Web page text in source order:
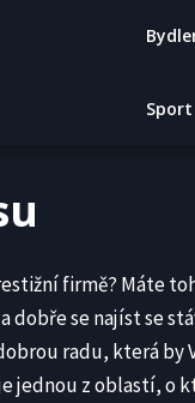
Sport
firmě? Máte
dobře se najíst se
radu, která
jednou z oblastí, o